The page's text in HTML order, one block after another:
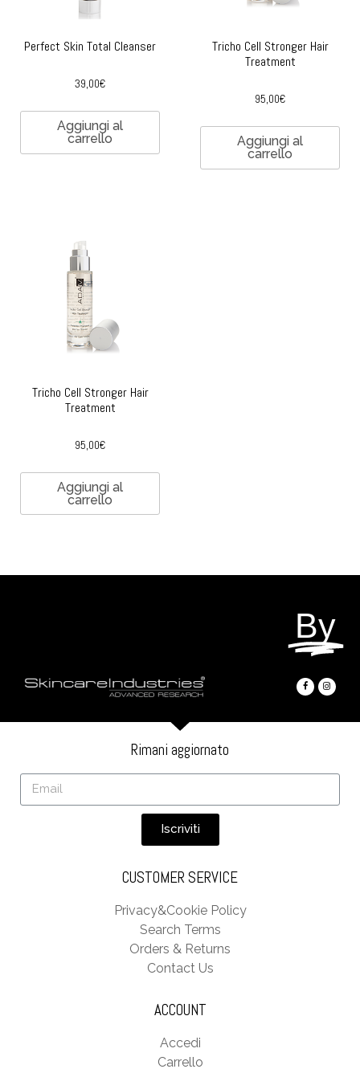
Perfect Skin Total Cleanser
39,00€
Aggiungi al
carrello
Tricho Cell Stronger Hair
Treatment
95,00€
Aggiungi al
carrello
Tricho Cell Stronger Hair
Treatment
95,00€
Aggiungi al
carrello
By
ACCOUNT
Accedi
Carrello
CUSTOMER SERVICE
Privacy&Cookie Policy
Search Terms
Orders & Returns
Contact Us
Rimani aggiornato
Iscriviti